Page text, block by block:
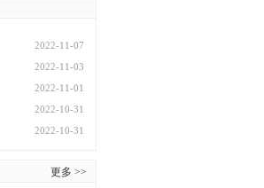
2022-11-07
2022-11-03
2022-11-01
2022-10-31
2022-10-31
更多 >>